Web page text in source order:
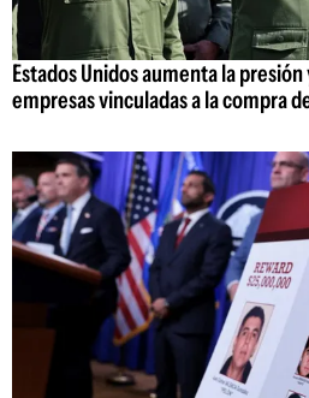
Estados Unidos aumenta la
empresas vinculadas a la compra